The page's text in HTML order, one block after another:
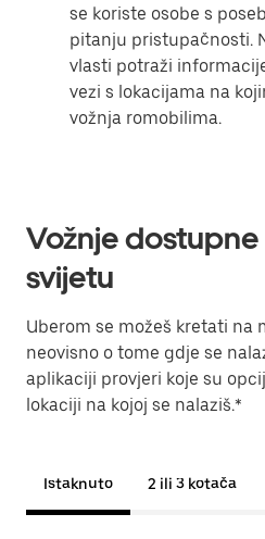
se koriste osobe s
pitanju pristupačnosti.
vlasti potraži
vezi s lokacijama na
vožnja romobilima.
Vožnje
svijetu
Uberom se možeš kretati na
neovisno o tome gdje se
aplikaciji provjeri koje su
lokaciji na kojoj se nalaziš.*
Istaknuto 2 ili 3 kotača